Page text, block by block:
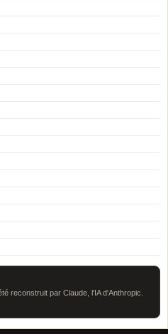
reconstruit par Claude, l'IA d'Anthropic.